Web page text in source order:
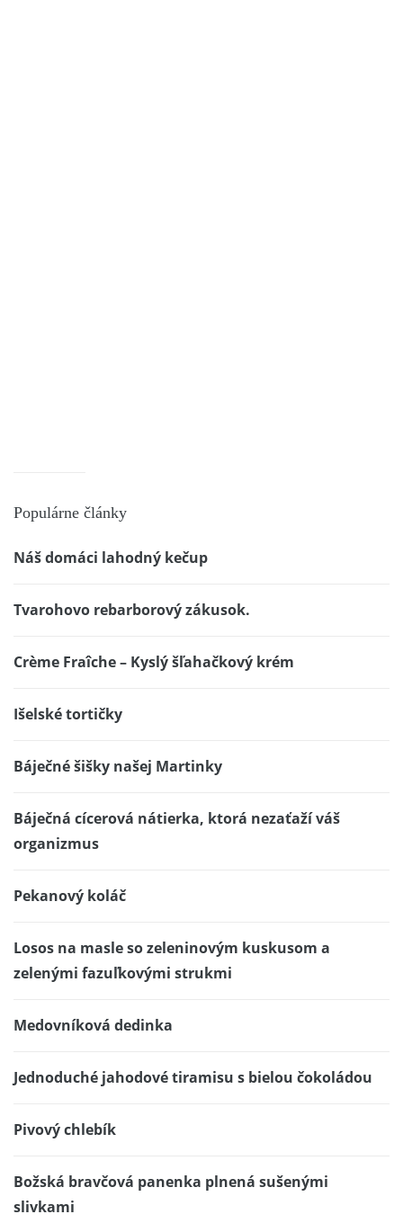
Populárne články
Náš domáci lahodný kečup
Tvarohovo rebarborový zákusok.
Crème Fraîche – Kyslý šľahačkový krém
Išelské tortičky
Báječné šišky našej Martinky
Báječná cícerová nátierka, ktorá nezaťaží váš
organizmus
Pekanový koláč
Losos na masle so zeleninovým kuskusom a
zelenými fazuľkovými strukmi
Medovníková dedinka
Jednoduché jahodové tiramisu s bielou čokoládou
Pivový chlebík
Božská bravčová panenka plnená sušenými
slivkami